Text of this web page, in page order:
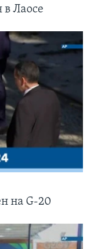
Лаосе
на G-20